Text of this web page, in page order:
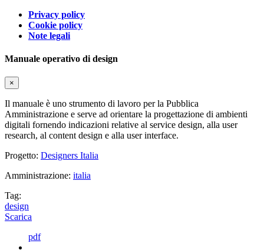
Privacy policy
Cookie policy
Note legali
Manuale operativo di design
×
Il manuale è uno strumento di lavoro per la Pubblica
Amministrazione e serve ad orientare la progettazione di ambienti
digitali fornendo indicazioni relative al service design, alla user
research, al content design e alla user interface.
Progetto: Designers Italia
Amministrazione: italia
Tag:
design
Scarica
pdf